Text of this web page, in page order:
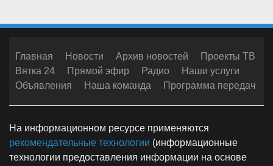
Главная Новости Архив новостей
Проекты ТВ
Вятка 24
Прямой эфир Радио
Наши услуги
Объявления
Наша команда Программа передач
На информационном ресурсе применяются
рекомендательные технологии (информационные
технологии предоставления информации на основе